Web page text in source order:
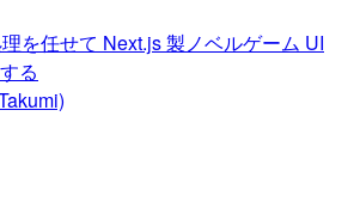
を任せて Next.js 製ノベルゲーム UI
る